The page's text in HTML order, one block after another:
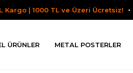
Kargo | 1000 TL ve Üzeri Ücretsiz!
ÜRÜNLER METAL POSTERLER